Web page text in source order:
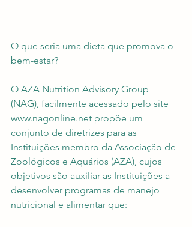
O que seria uma dieta que promova o
bem-estar?
O AZA Nutrition Advisory Group
(NAG), facilmente acessado pelo site
www.nagonline.net propõe um
conjunto de diretrizes para as
Instituições membro da Associação de
Zoológicos e Aquários (AZA), cujos
objetivos são auxiliar as Instituições a
desenvolver programas de manejo
nutricional e alimentar que: